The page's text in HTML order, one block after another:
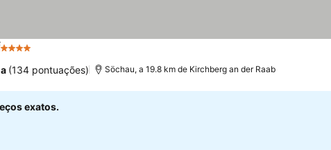
4 Estrelas
(134 pontuações) Söchau, a 19.8 km de Kirchberg an der Raab
exatos.